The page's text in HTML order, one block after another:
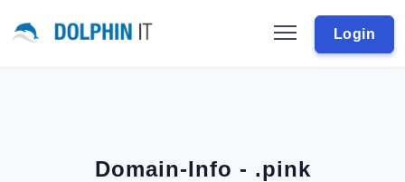
Login
Domain-Info - .pink